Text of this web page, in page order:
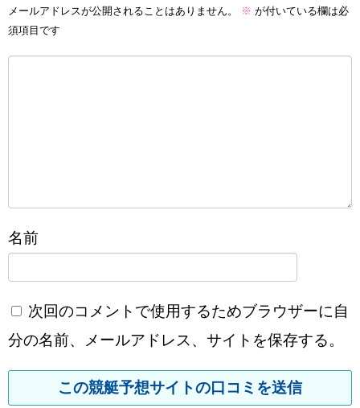
メールアドレスが公開されることはありません。 ※ が付いている欄は必
須項目です
名前
次回のコメントで使用するためブラウザーに自
分の名前、メールアドレス、サイトを保存する。